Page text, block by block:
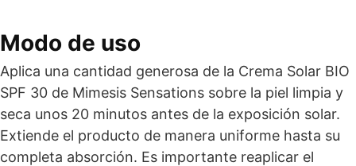
Modo de uso
Aplica una cantidad generosa de la Crema Solar BIO
SPF 30 de Mimesis Sensations sobre la piel limpia y
seca unos 20 minutos antes de la exposición solar.
Extiende el producto de manera uniforme hasta su
completa absorción. Es importante reaplicar el